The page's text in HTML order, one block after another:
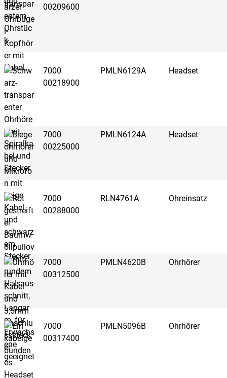
00209600
7000
00218900
PMLN6129A Headset
7000
00225000
PMLN6124A Headset
7000
00288000
RLN4761A Ohreinsatz
7000
00312500
PMLN4620B Ohrhörer
7000
00317400
PMLN5096B Ohrhörer